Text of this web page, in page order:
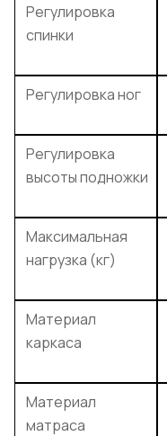
Регулировка
спинки
Регулировка ног
Регулировка
высоты подножки
Максимальная
нагрузка (кг)
Материал
каркаса
Материал
матраса